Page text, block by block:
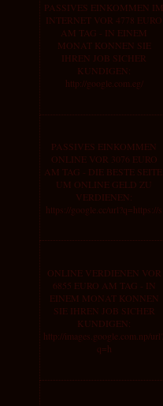
PASSIVES EINKOMMEN IM
INTERNET VOR 4778 EURO
AM TAG - IN EINEM
MONAT KONNEN SIE
IHREN JOB SICHER
KUNDIGEN:
http://google.com.eg/
PASSIVES EINKOMMEN
ONLINE VOR 3076 EURO
AM TAG - DIE BESTE
UM ONLINE GELD ZU
VERDIENEN:
https://google.cc/url?q=https://s
ONLINE VERDIENEN VOR
6855 EURO AM TAG - IN
EINEM MONAT KONNEN
SIE IHREN JOB SICHER
KUNDIGEN:
http://images.google.com.np/
q=h